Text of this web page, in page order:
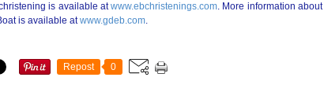
is available atwww.ebchristenings.com. More information about
is available atwww.gdeb.com.
Repost 0